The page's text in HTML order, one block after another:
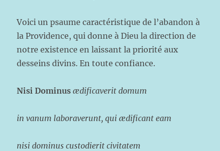
Voici un psaume caractéristique de l’abandon à
la Providence, qui donne à Dieu la direction de
notre existence en laissant la priorité aux
desseins divins. En toute confiance.
Nisi Dominus ædificaverit domum
in vanum laboraverunt, qui ædificant eam
nisi dominus custodierit civitatem